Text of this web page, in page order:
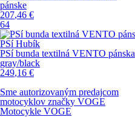
pánske
207,46 €
64
PSí Hubík
PSí bunda textilná VENTO pánska
gray/black
249,16 €
Sme autorizovaným predajcom
motocyklov značky VOGE
Motocykle VOGE